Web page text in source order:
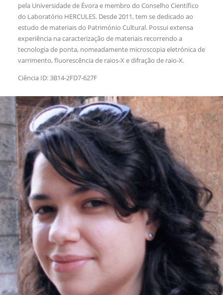
pela Universidade de Évora e membro do Conselho Científico
do Laboratório HERCULES. Desde 2011, tem se dedicado ao
estudo de materiais do Património Cultural. Possui extensa
experiência na caracterização de materiais recorrendo a
tecnologia de ponta, nomeadamente microscopia eletrónica de
varrimento, fluorescência de raios-X e difração de raio-X.
Ciência ID: 3B14-2FD7-627F